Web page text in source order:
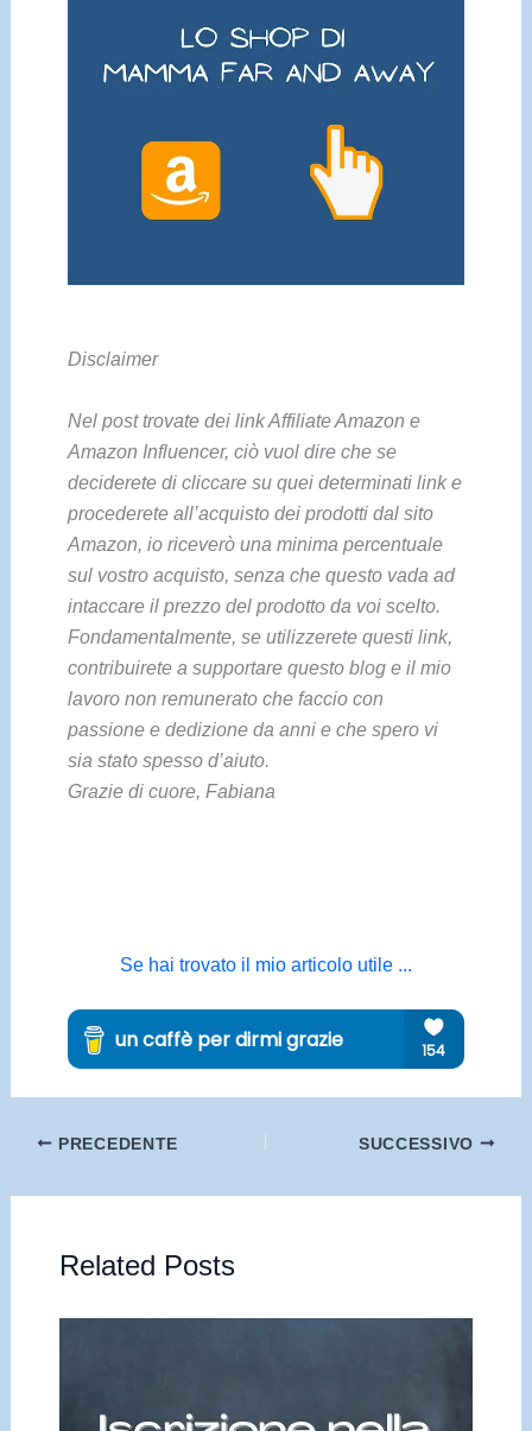
Disclaimer
Nel post trovate dei link Affiliate Amazon e
Amazon Influencer, ciò vuol dire che se
deciderete di cliccare su quei determinati link e
procederete all’acquisto dei prodotti dal sito
Amazon, io riceverò una minima percentuale
sul vostro acquisto, senza che questo vada ad
intaccare il prezzo del prodotto da voi scelto.
Fondamentalmente, se utilizzerete questi link,
contribuirete a supportare questo blog e il mio
lavoro non remunerato che faccio con
passione e dedizione da anni e che spero vi
sia stato spesso d’aiuto.
Grazie di cuore, Fabiana
Se hai trovato il mio articolo utile ...
PRECEDENTE SUCCESSIVO
Related Posts